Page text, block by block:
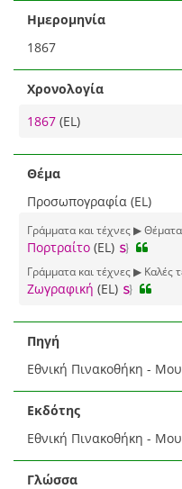
Ημερομηνία
1867
Χρονολογία
1867 (EL)
Θέμα
Προσωπογραφία (EL)
Γράμματα και τέχνες ▶
Πορτραίτο (EL)
Γράμματα και τέχνες ▶ Καλές
Ζωγραφική (EL)
Πηγή
Εθνική Πινακοθήκη -
Εκδότης
Εθνική Πινακοθήκη -
Γλώσσα